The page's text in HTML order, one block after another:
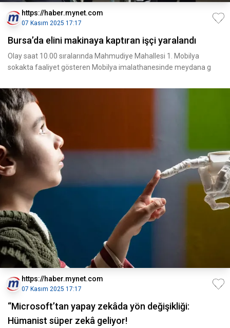
https://haber.mynet.com
07 Kasım 2025 17:17
Bursa’da elini makinaya kaptıran işçi yaralandı
Olay saat 10.00 sıralarında Mahmudiye Mahallesi 1. Mobilya
sokakta faaliyet gösteren Mobilya imalathanesinde meydana g
https://haber.mynet.com
07 Kasım 2025 17:17
“Microsoft’tan yapay zekâda yön değişikliği:
Hümanist süper zekâ geliyor!